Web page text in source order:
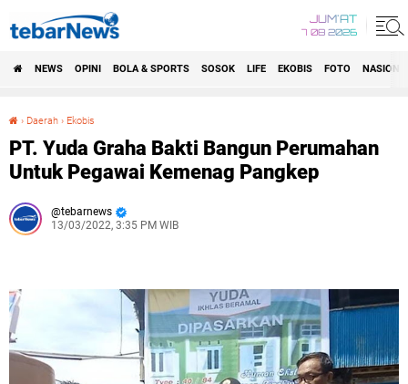
JUM'AT
7 08 2026
NEWS OPINI BOLA & SPORTS SOSOK LIFE EKOBIS FOTO
› Daerah › Ekobis
PT. Yuda Graha Bakti Bangun Perumahan
Untuk Pegawai Kemenag Pangkep
tebarnews
13/03/2022, 3:35 PM WIB